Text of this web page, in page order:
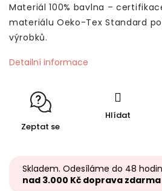
Materiál 100% bavlna –
materiálu Oeko-Tex Standard
výrobků.
Detailní informace
Zeptat se
Hlídat
Skladem. Odesíláme do 48
nad 3.000 Kč doprava zdarma